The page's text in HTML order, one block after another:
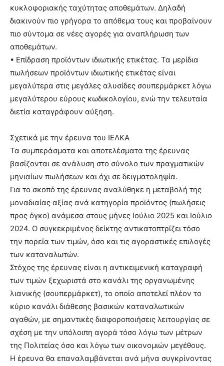
κυκλοφοριακής ταχύτητας αποθεμάτων. Δηλαδή
διακινούν πιο γρήγορα το απόθεμα τους και προβαίνουν
πιο σύντομα σε νέες αγορές για αναπλήρωση των
αποθεμάτων.
• Επίδραση προϊόντων ιδιωτικής ετικέτας. Τα μερίδια
πωλήσεων προϊόντων ιδιωτικής ετικέτας είναι
μεγαλύτερα στις μεγάλες αλυσίδες σουπερμάρκετ λόγω
μεγαλύτερου εύρους κωδικολογίου, ενώ την τελευταία
διετία καταγράφουν αύξηση.
Σχετικά με την έρευνα του ΙΕΛΚΑ
Τα συμπεράσματα και αποτελέσματα της έρευνας
βασίζονται σε ανάλυση στο σύνολο των πραγματικών
μηνιαίων πωλήσεων και όχι σε δειγματοληψία.
Για το σκοπό της έρευνας αναλύθηκε η μεταβολή της
μοναδιαίας αξίας ανά κατηγορία προϊόντος (πωλήσεις
προς όγκο) ανάμεσα στους μήνες Ιούλιο 2025 και Ιούλιο
2024. Ο συγκεκριμένος δείκτης αντικατοπτρίζει τόσο
την πορεία των τιμών, όσο και τις αγοραστικές επιλογές
των καταναλωτών.
Στόχος της έρευνας είναι η αντικειμενική καταγραφή
των τιμών ξεχωριστά στο κανάλι της οργανωμένης
λιανικής (σουπερμάρκετ), το οποίο αποτελεί πλέον το
κύριο κανάλι διάθεσης βασικών καταναλωτικών
αγαθών, με σημαντικές διαφοροποιήσεις λειτουργίας σε
σχέση με την υπόλοιπη αγορά τόσο λόγω των μέτρων
της Πολιτείας όσο και λόγω των οικονομιών μεγέθους.
Η έρευνα θα επαναλαμβάνεται ανά μήνα συγκρίνοντας